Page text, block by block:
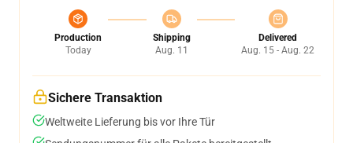
Production
Today
Shipping
Aug. 11
Delivered
Aug. 15 - Aug. 22
Sichere Transaktion
Weltweite Lieferung bis vor Ihre Tür